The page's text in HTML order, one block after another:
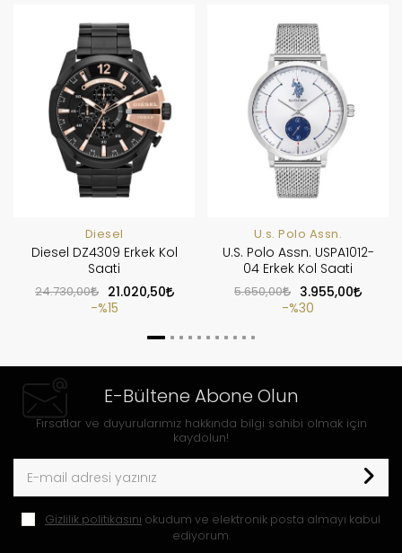
Diesel
Diesel DZ4309 Erkek Kol
Saati
24.730,00
21.020,50
%15
U.s. Polo Assn.
U.S. Polo Assn. USPA1012-
04 Erkek Kol Saati
5.650,00
3.955,00
%30
E-Bültene Abone Olun
Fırsatlar ve duyurularımız hakkında bilgi sahibi olmak için
kaydolun!
Gizlilik politikasını okudum ve elektronik posta almayı kabul
ediyorum.